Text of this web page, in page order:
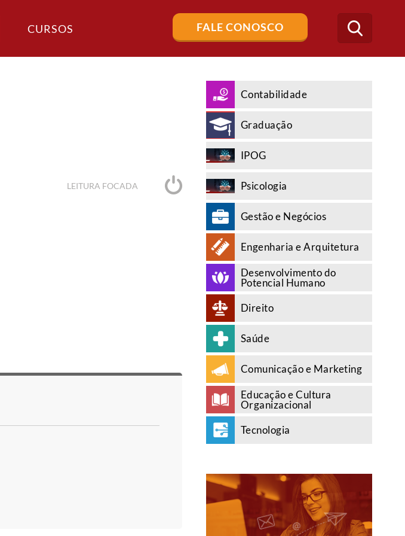
CURSOS FALE CONOSCO
Buscar
no
blog
LEITURA FOCADA
Contabilidade
Graduação
IPOG
Psicologia
Gestão e Negócios
Engenharia e Arquitetura
Desenvolvimento do
Potencial Humano
Direito
Saúde
Comunicação e Marketing
Educação e Cultura
Organizacional
Tecnologia